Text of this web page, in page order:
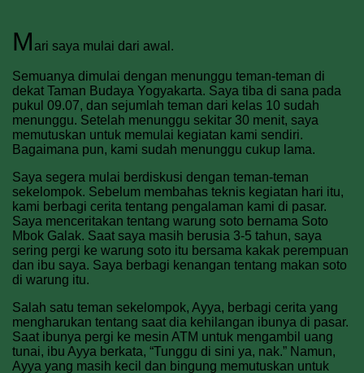
Mari saya mulai dari awal.
Semuanya dimulai dengan menunggu teman-teman di
dekat Taman Budaya Yogyakarta. Saya tiba di sana pada
pukul 09.07, dan sejumlah teman dari kelas 10 sudah
menunggu. Setelah menunggu sekitar 30 menit, saya
memutuskan untuk memulai kegiatan kami sendiri.
Bagaimana pun, kami sudah menunggu cukup lama.
Saya segera mulai berdiskusi dengan teman-teman
sekelompok. Sebelum membahas teknis kegiatan hari itu,
kami berbagi cerita tentang pengalaman kami di pasar.
Saya menceritakan tentang warung soto bernama Soto
Mbok Galak. Saat saya masih berusia 3-5 tahun, saya
sering pergi ke warung soto itu bersama kakak perempuan
dan ibu saya. Saya berbagi kenangan tentang makan soto
di warung itu.
Salah satu teman sekelompok, Ayya, berbagi cerita yang
mengharukan tentang saat dia kehilangan ibunya di pasar.
Saat ibunya pergi ke mesin ATM untuk mengambil uang
tunai, ibu Ayya berkata, “Tunggu di sini ya, nak.” Namun,
Ayya yang masih kecil dan bingung memutuskan untuk